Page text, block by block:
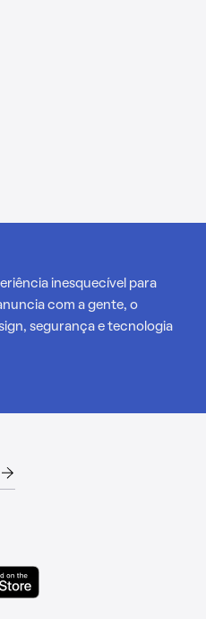
inesquecível para
com a gente, o
segurança e tecnologia